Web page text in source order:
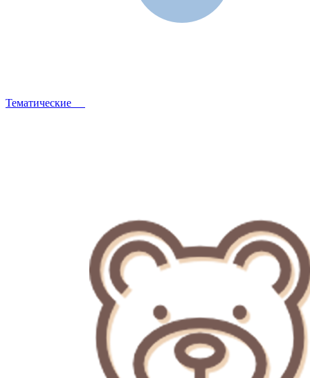
Тематические